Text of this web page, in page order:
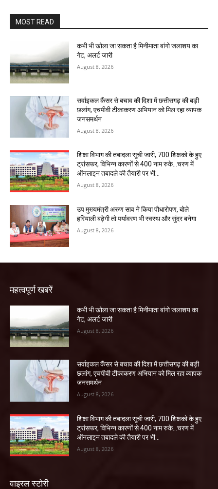
MOST READ
कभी भी खोला जा सकता है मिनीमाता बांगो जलाशय का
गेट, अलर्ट जारी
August 8, 2026
सर्वाइकल कैंसर से बचाव की दिशा में छत्तीसगढ़ की बड़ी
छलांग, एचपीवी टीकाकरण अभियान को मिल रहा व्यापक
जनसमर्थन
August 8, 2026
शिक्षा विभाग की तबादला सूची जारी, 700 शिक्षको के हुए
ट्रांसफर, विभिन्न कारणों से 400 नाम रुके…चरण में
ऑनलाइन तबादले की तैयारी पर भी...
August 8, 2026
उप मुख्यमंत्री अरुण साव ने किया पौधारोपण, बोले
हरियाली बढ़ेगी तो पर्यावरण भी स्वस्थ और सुंदर बनेगा
August 8, 2026
महत्वपूर्ण खबरें
कभी भी खोला जा सकता है मिनीमाता बांगो जलाशय का
गेट, अलर्ट जारी
August 8, 2026
सर्वाइकल कैंसर से बचाव की दिशा में छत्तीसगढ़ की बड़ी
छलांग, एचपीवी टीकाकरण अभियान को मिल रहा व्यापक
जनसमर्थन
August 8, 2026
शिक्षा विभाग की तबादला सूची जारी, 700 शिक्षको के हुए
ट्रांसफर, विभिन्न कारणों से 400 नाम रुके…चरण में
ऑनलाइन तबादले की तैयारी पर भी...
August 8, 2026
वाइरल स्टोरी